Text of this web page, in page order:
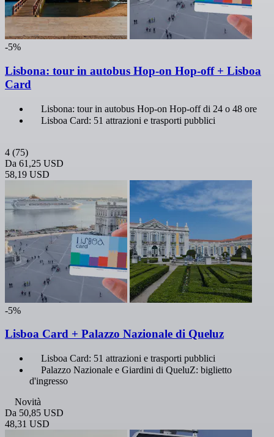
-5%
Lisbona: tour in autobus Hop-on Hop-off + Lisboa
Card
Lisbona: tour in autobus Hop-on Hop-off di 24 o 48 ore
Lisboa Card: 51 attrazioni e trasporti pubblici
4 (75)
Da 61,25 USD
58,19 USD
-5%
Lisboa Card + Palazzo Nazionale di Queluz
Lisboa Card: 51 attrazioni e trasporti pubblici
Palazzo Nazionale e Giardini di QueluZ: biglietto
d'ingresso
Novità
Da 50,85 USD
48,31 USD